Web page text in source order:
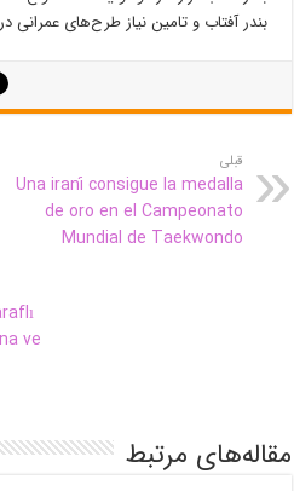
بندر آفتاب و تامین نیاز طرح‌های
قبلی
Una iraní consigue la medalla
de oro en el Campeonato
Mundial de Taekwondo
ve
مقاله‌های مرتبط